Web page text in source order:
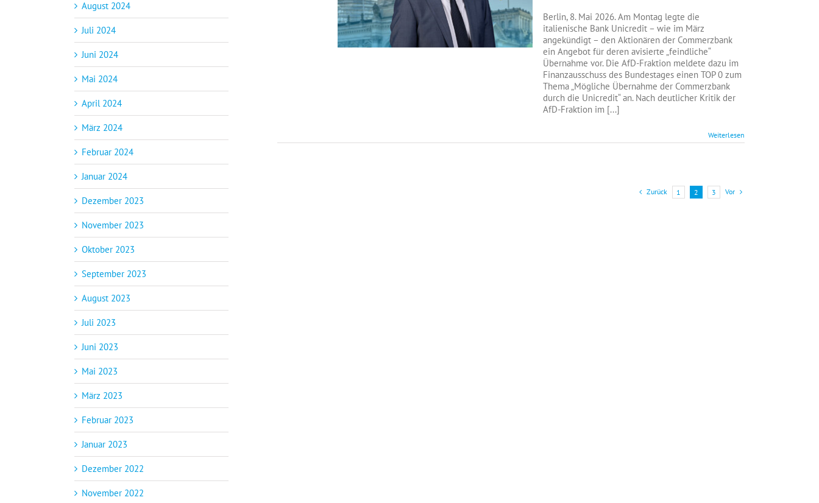
deutlichere
Positionierung
des
Finanzministeriums
beim
Schutz
der
Berlin, 8. Mai 2026. Am Montag legte die
italienische Bank Unicredit – wie im März
angekündigt – den Aktionären der Commerzbank
ein Angebot für deren avisierte „feindliche“
Übernahme vor. Die AfD-Fraktion meldete dazu im
Finanzausschuss des Bundestages einen TOP 0 zum
Thema „Mögliche Übernahme der Commerzbank
durch die Unicredit“ an. Nach deutlicher Kritik der
AfD-Fraktion im [...]
Weiterlesen
Zurück 1 2 3 Vor
August 2024
Juli 2024
Juni 2024
Mai 2024
April 2024
März 2024
Februar 2024
Januar 2024
Dezember 2023
November 2023
Oktober 2023
September 2023
August 2023
Juli 2023
Juni 2023
Mai 2023
März 2023
Februar 2023
Januar 2023
Dezember 2022
November 2022